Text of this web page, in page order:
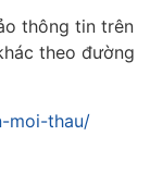
thông tin trên
theo đường
moi-thau/